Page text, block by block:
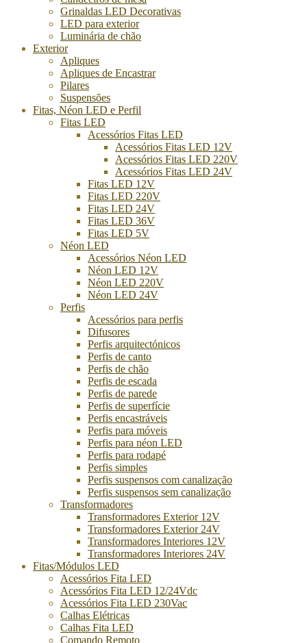
Grinaldas LED Decorativas
LED para exterior
Luminária de chão
Exterior
Apliques
Apliques de Encastrar
Pilares
Suspensões
Fitas, Néon LED e Perfil
Fitas LED
Acessórios Fitas LED
Acessórios Fitas LED 12V
Acessórios Fitas LED 220V
Acessórios Fitas LED 24V
Fitas LED 12V
Fitas LED 220V
Fitas LED 24V
Fitas LED 36V
Fitas LED 5V
Néon LED
Acessórios Néon LED
Néon LED 12V
Néon LED 220V
Néon LED 24V
Perfis
Acessórios para perfis
Difusores
Perfis arquitectónicos
Perfis de canto
Perfis de chão
Perfis de escada
Perfis de parede
Perfis de superfície
Perfis encastráveis
Perfis para móveis
Perfis para néon LED
Perfis para rodapé
Perfis simples
Perfis suspensos com canalização
Perfis suspensos sem canalização
Transformadores
Transformadores Exterior 12V
Transformadores Exterior 24V
Transformadores Interiores 12V
Transformadores Interiores 24V
Fitas/Módulos LED
Acessórios Fita LED
Acessórios Fita LED 12/24Vdc
Acessórios Fita LED 230Vac
Calhas Elétricas
Calhas Fita LED
Comando Remoto